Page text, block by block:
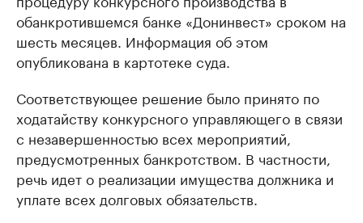
обанкротившемся банке «Донинвест» сроком на
шесть месяцев. Информация об этом
опубликована в картотеке суда.
Соответствующее решение было принято по
ходатайству конкурсного управляющего в связи
с незавершенностью всех мероприятий,
предусмотренных банкротством. В частности,
речь идет о реализации имущества должника и
уплате всех долговых обязательств.